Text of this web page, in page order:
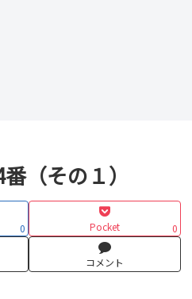
（その１）
0 Pocket 0
コメント